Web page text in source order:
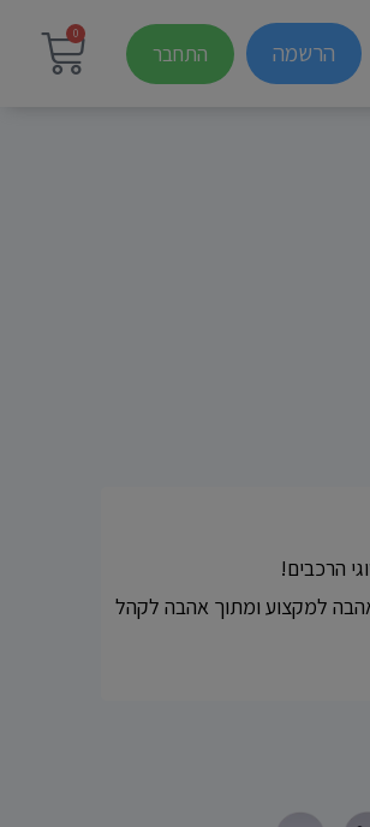
הרשמה התחבר
0
הרכבים!
למקצוע ומתוך אהבה לקהל